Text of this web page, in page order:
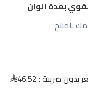
للمنتج
بدون ضريبة :46.52